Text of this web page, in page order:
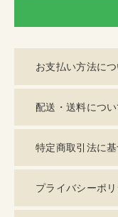
お支払い方法に
配送・送料につい
特定商取引法に
プライバシーポ